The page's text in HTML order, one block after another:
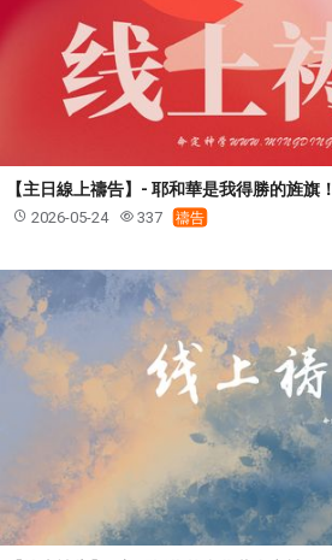
【主日線上禱告】- 耶和華是我得勝的旌旗！
2026-05-24 337 禱告